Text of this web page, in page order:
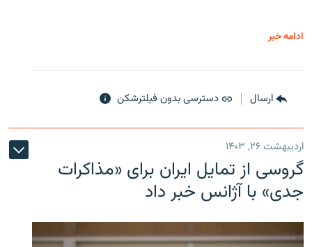
ادامه خبر
ارسال دسترسی بدون فیلترشکن
اردیبهشت ۲۶, ۱۴۰۳
گروسی از تمایل ایران برای «مذاکرات
جدی» با آژانس خبر داد